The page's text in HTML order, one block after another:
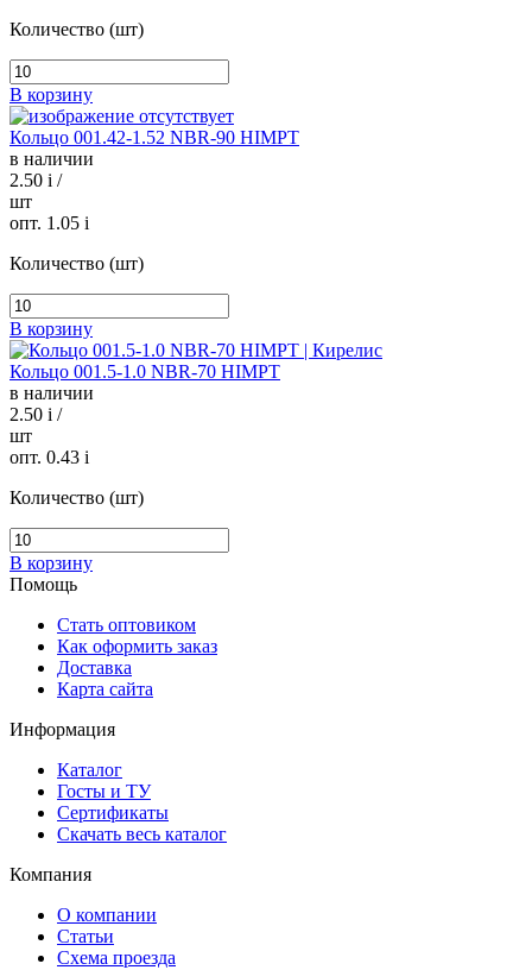
Количество (шт)
В корзину
Кольцо 001.42-1.52 NBR-90 HIMPT
в наличии
2.50 i /
шт
опт. 1.05 i
Количество (шт)
В корзину
Кольцо 001.5-1.0 NBR-70 HIMPT
в наличии
2.50 i /
шт
опт. 0.43 i
Количество (шт)
В корзину
Помощь
Стать оптовиком
Как оформить заказ
Доставка
Карта сайта
Информация
Каталог
Госты и ТУ
Сертификаты
Скачать весь каталог
Компания
О компании
Статьи
Схема проезда